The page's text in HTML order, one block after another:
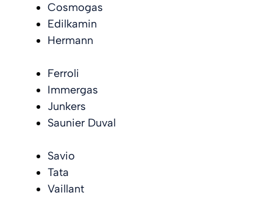
Cosmogas
Edilkamin
Hermann
Ferroli
Immergas
Junkers
Saunier Duval
Savio
Tata
Vaillant